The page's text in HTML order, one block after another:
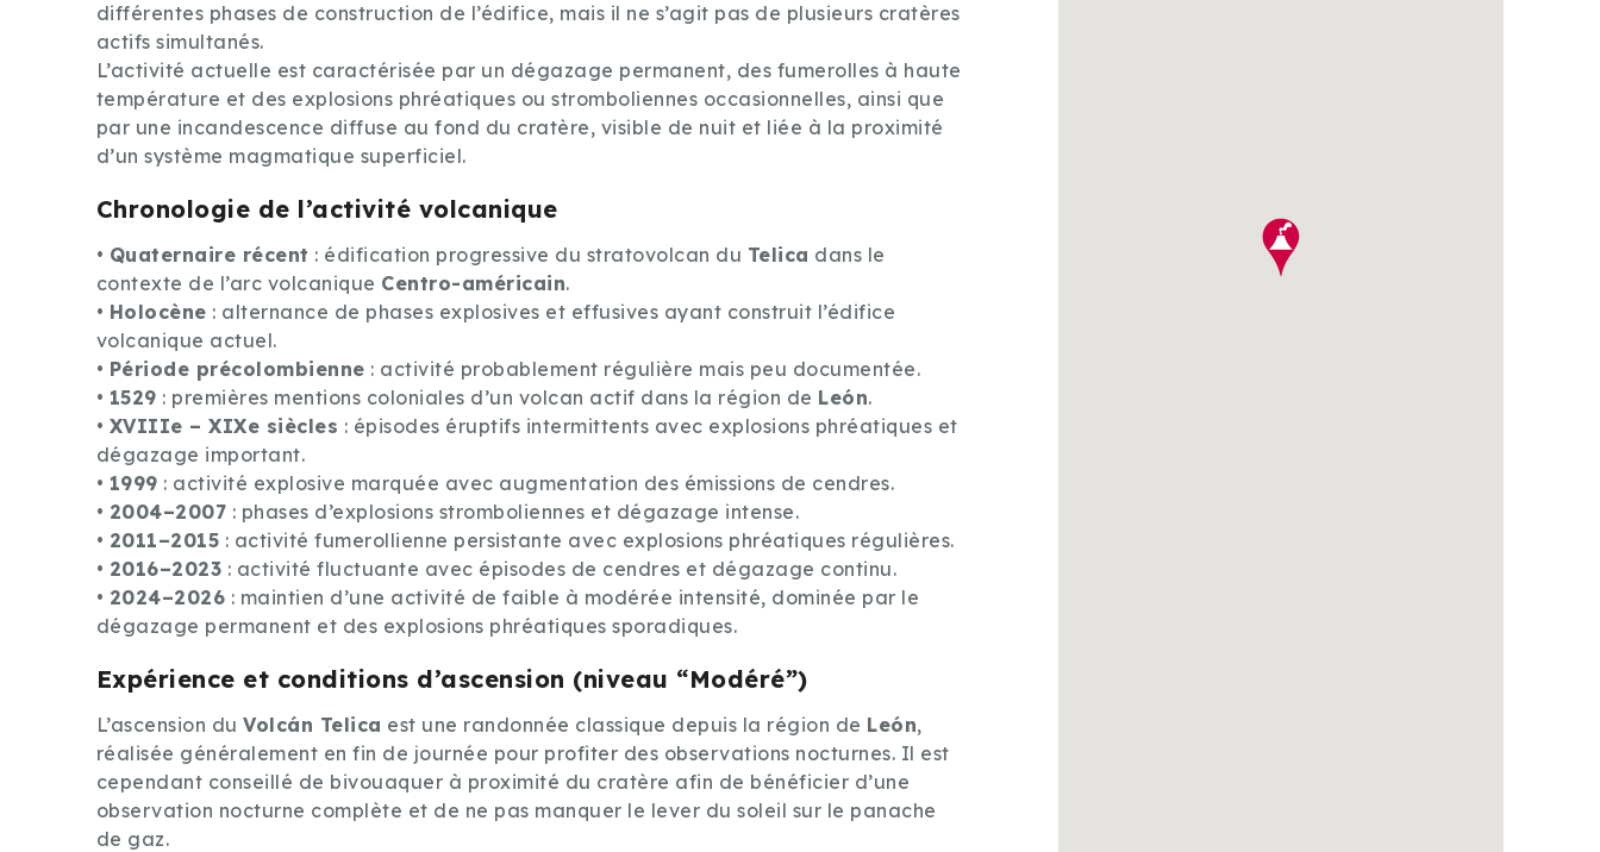
différentes phases de construction de l’édifice, mais il ne s’agit pas de plusieurs cratères
actifs simultanés.
L’activité actuelle est caractérisée par un dégazage permanent, des fumerolles à haute
température et des explosions phréatiques ou stromboliennes occasionnelles, ainsi que
par une incandescence diffuse au fond du cratère, visible de nuit et liée à la proximité
d’un système magmatique superficiel.
Chronologie de l’activité volcanique
• Quaternaire récent : édification progressive du stratovolcan du Telica dans le
contexte de l’arc volcanique Centro-américain.
• Holocène : alternance de phases explosives et effusives ayant construit l’édifice
volcanique actuel.
• Période précolombienne : activité probablement régulière mais peu documentée.
• 1529 : premières mentions coloniales d’un volcan actif dans la région de León.
• XVIIIe – XIXe siècles : épisodes éruptifs intermittents avec explosions phréatiques et
dégazage important.
• 1999 : activité explosive marquée avec augmentation des émissions de cendres.
• 2004–2007 : phases d’explosions stromboliennes et dégazage intense.
• 2011–2015 : activité fumerollienne persistante avec explosions phréatiques régulières.
• 2016–2023 : activité fluctuante avec épisodes de cendres et dégazage continu.
• 2024–2026 : maintien d’une activité de faible à modérée intensité, dominée par le
dégazage permanent et des explosions phréatiques sporadiques.
Expérience et conditions d’ascension (niveau “Modéré”)
L’ascension duVolcán Telica est une randonnée classique depuis la région de León,
réalisée généralement en fin de journée pour profiter des observations nocturnes. Il est
cependant conseillé de bivouaquer à proximité du cratère afin de bénéficier d’une
observation nocturne complète et de ne pas manquer le lever du soleil sur le panache
de gaz.